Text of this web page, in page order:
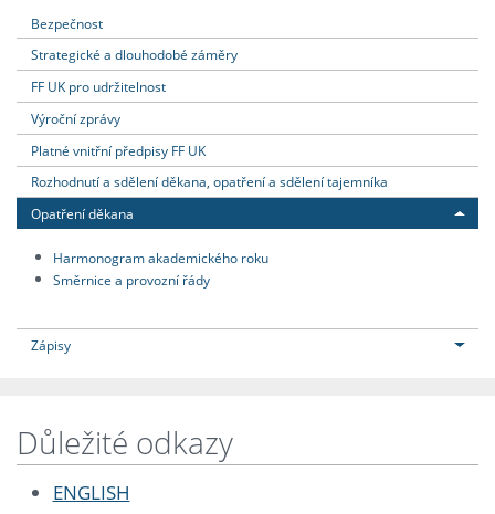
Bezpečnost
Strategické a dlouhodobé záměry
FF UK pro udržitelnost
Výroční zprávy
Platné vnitřní předpisy FF UK
Rozhodnutí a sdělení děkana, opatření a sdělení tajemníka
Opatření děkana
Harmonogram akademického roku
Směrnice a provozní řády
Zápisy
Důležité odkazy
ENGLISH